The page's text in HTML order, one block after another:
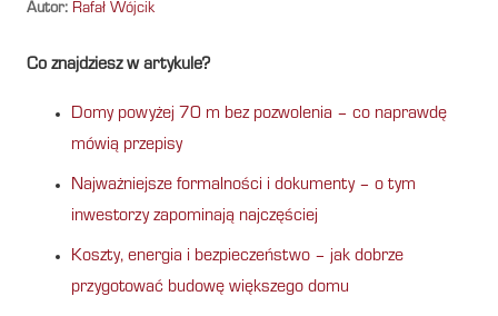
Autor: Rafał Wójcik
Co znajdziesz w artykule?
Domy powyżej 70 m bez pozwolenia – co naprawdę
mówią przepisy
Najważniejsze formalności i dokumenty – o tym
inwestorzy zapominają najczęściej
Koszty, energia i bezpieczeństwo – jak dobrze
przygotować budowę większego domu